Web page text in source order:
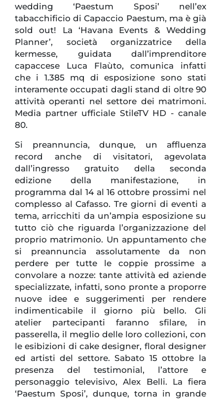
wedding ‘Paestum Sposi’ nell’ex
tabacchificio di Capaccio Paestum, ma è già
sold out! La ‘Havana Events & Wedding
Planner’, società organizzatrice della
kermesse, guidata dall’imprenditore
capaccese Luca Flaùto, comunica infatti
che i 1.385 mq di esposizione sono stati
interamente occupati dagli stand di oltre 90
attività operanti nel settore dei matrimoni.
Media partner ufficiale StileTV HD - canale
80.
Si preannuncia, dunque, un affluenza
record anche di visitatori, agevolata
dall’ingresso gratuito della seconda
edizione della manifestazione, in
programma dal 14 al 16 ottobre prossimi nel
complesso al Cafasso. Tre giorni di eventi a
tema, arricchiti da un’ampia esposizione su
tutto ciò che riguarda l’organizzazione del
proprio matrimonio. Un appuntamento che
si preannuncia assolutamente da non
perdere per tutte le coppie prossime a
convolare a nozze: tante attività ed aziende
specializzate, infatti, sono pronte a proporre
nuove idee e suggerimenti per rendere
indimenticabile il giorno più bello. Gli
atelier partecipanti faranno sfilare, in
passerella, il meglio delle loro collezioni, con
le esibizioni di cake designer, floral designer
ed artisti del settore. Sabato 15 ottobre la
presenza del testimonial, l’attore e
personaggio televisivo, Alex Belli. La fiera
‘Paestum Sposi’, dunque, torna in grande